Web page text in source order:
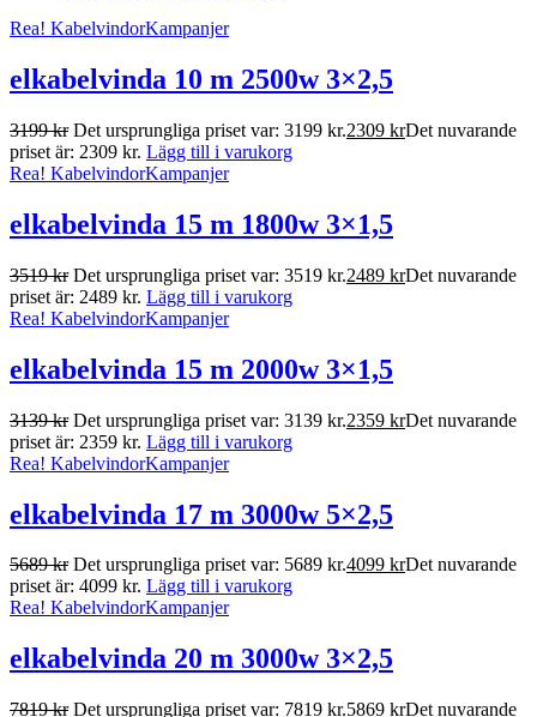
Rea! KabelvindorKampanjer
elkabelvinda 10 m 2500w 3×2,5
3199kr Det ursprungliga priset var: 3199 kr.2309 krDet nuvarande
priset är: 2309 kr. Lägg till i varukorg
Rea! KabelvindorKampanjer
elkabelvinda 15 m 1800w 3×1,5
3519kr Det ursprungliga priset var: 3519 kr.2489 krDet nuvarande
priset är: 2489 kr. Lägg till i varukorg
Rea! KabelvindorKampanjer
elkabelvinda 15 m 2000w 3×1,5
3139kr Det ursprungliga priset var: 3139 kr.2359 krDet nuvarande
priset är: 2359 kr. Lägg till i varukorg
Rea! KabelvindorKampanjer
elkabelvinda 17 m 3000w 5×2,5
5689kr Det ursprungliga priset var: 5689 kr.4099 krDet nuvarande
priset är: 4099 kr. Lägg till i varukorg
Rea! KabelvindorKampanjer
elkabelvinda 20 m 3000w 3×2,5
7819kr Det ursprungliga priset var: 7819 kr.5869 krDet nuvarande